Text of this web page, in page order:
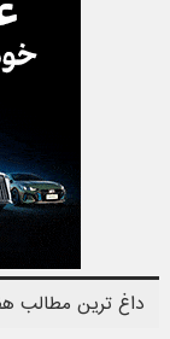
داغ ترین مطالب